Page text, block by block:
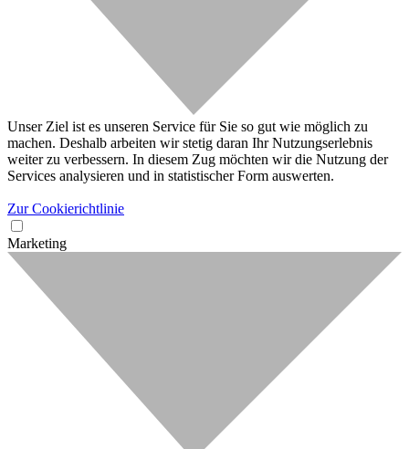
Unser Ziel ist es unseren Service für Sie so gut wie möglich zu
machen. Deshalb arbeiten wir stetig daran Ihr Nutzungserlebnis
weiter zu verbessern. In diesem Zug möchten wir die Nutzung der
Services analysieren und in statistischer Form auswerten.
Zur Cookierichtlinie
Marketing